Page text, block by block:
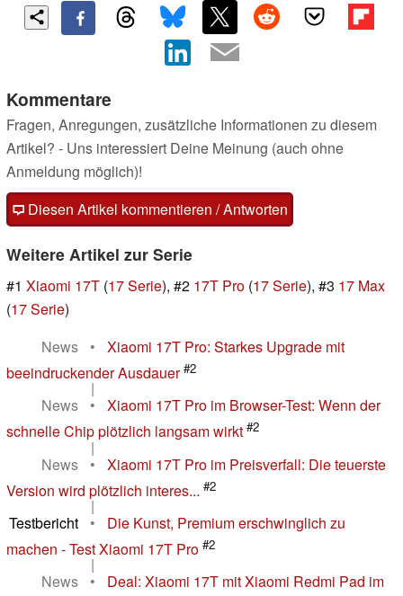
Kommentare
Fragen, Anregungen, zusätzliche Informationen zu diesem
Artikel? - Uns interessiert Deine Meinung (auch ohne
Anmeldung möglich)!
Diesen Artikel kommentieren / Antworten
Weitere Artikel zur Serie
#1 Xiaomi 17T (17 Serie), #2 17T Pro (17 Serie), #3 17 Max
(17 Serie)
News
•
Xiaomi 17T Pro: Starkes Upgrade mit
beeindruckender Ausdauer #2
|
News
•
Xiaomi 17T Pro im Browser-Test: Wenn der
schnelle Chip plötzlich langsam wirkt #2
|
News
•
Xiaomi 17T Pro im Preisverfall: Die teuerste
Version wird plötzlich interes... #2
|
Testbericht
•
Die Kunst, Premium erschwinglich zu
machen - Test Xiaomi 17T Pro #2
|
News
•
Deal: Xiaomi 17T mit Xiaomi Redmi Pad im